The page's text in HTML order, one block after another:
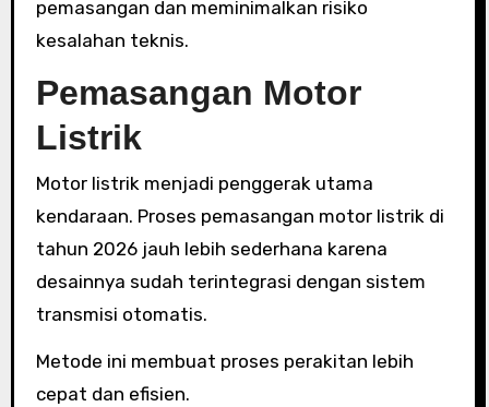
pemasangan dan meminimalkan risiko
kesalahan teknis.
Pemasangan Motor
Listrik
Motor listrik menjadi penggerak utama
kendaraan. Proses pemasangan motor listrik di
tahun 2026 jauh lebih sederhana karena
desainnya sudah terintegrasi dengan sistem
transmisi otomatis.
Metode ini membuat proses perakitan lebih
cepat dan efisien.